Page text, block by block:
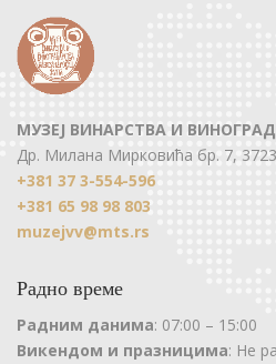
МУЗЕЈ ВИНАРСТВА И
Др. Милана Мирковића бр. 7,
+381 37 3-554-596
+381 65 98 98 803
muzejvv@mts.rs
Радно време
Радним данима: 07:00 – 15:00
Викендом и празницима: Не